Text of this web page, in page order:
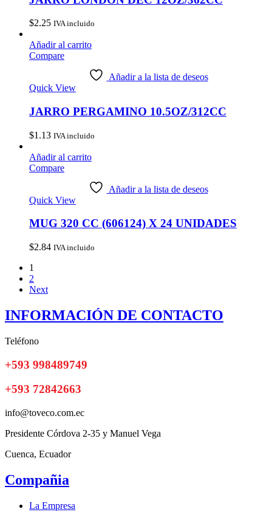
$2.25 IVA incluido
Añadir al carrito
Compare
Añadir a la lista de deseos
Quick View
JARRO PERGAMINO 10.5OZ/312CC
$1.13 IVA incluido
Añadir al carrito
Compare
Añadir a la lista de deseos
Quick View
MUG 320 CC (606124) X 24 UNIDADES
$2.84 IVA incluido
1
2
Next
INFORMACIÓN DE CONTACTO
Teléfono
+593 998489749
+593 72842663
info@toveco.com.ec
Presidente Córdova 2-35 y Manuel Vega
Cuenca, Ecuador
Compañia
La Empresa